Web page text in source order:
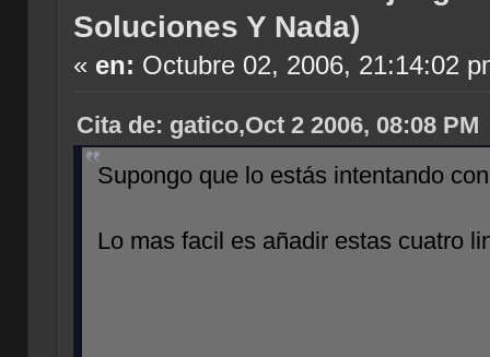
Soluciones Y Nada)
« en: Octubre 02, 2006, 21:14:02
Cita de: gatico,Oct 2 2006, 08:08 PM
Supongo que lo estás intentando
Lo mas facil es añadir estas cuatro